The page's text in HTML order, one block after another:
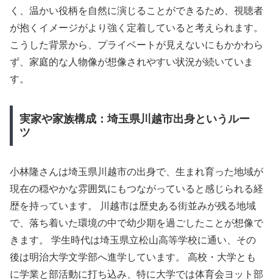
く、温かい役柄を自然に演じることができるため、視聴者
が抱くイメージがより強く定着していると考えられます。
こうした背景から、プライベートが見えないにもかかわら
ず、家庭的な人物像が想像されやすい状況が続いていま
す。
実家や家族構成：埼玉県川越市出身というルー
ツ
小林隆さんは埼玉県川越市の出身で、生まれ育った地域が
現在の穏やかな雰囲気にもつながっていると感じられる経
歴を持っています。 川越市は歴史ある街並みが残る地域
で、落ち着いた環境の中で幼少期を過ごしたことが想像で
きます。 学生時代は埼玉県立松山高等学校に通い、その
後は明治大学文学部へ進学しています。 高校・大学とも
に学業と部活動に打ち込み、特に大学では体育会ヨット部